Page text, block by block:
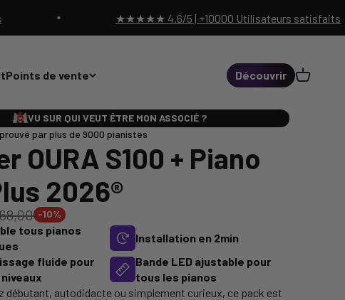
★★★★★ 4.6/5 | +10000 Utilisateurs satisfaits
Points de vente Découvrir Panier
VU SUR QUI VEUT ÊTRE MON ASSOCIÉ ?
par plus de 9000 pianistes
OURA S100 + Piano
2026®
-10%
tous pianos
Installation en 2min
fluide pour
Bande LED ajustable pour
tous les pianos
débutant, autodidacte ou simplement curieux, ce pack est